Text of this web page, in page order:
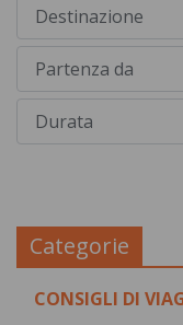
Categorie
CONSIGLI DI